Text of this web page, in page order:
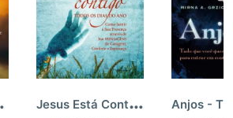
J
esus Está Contigo